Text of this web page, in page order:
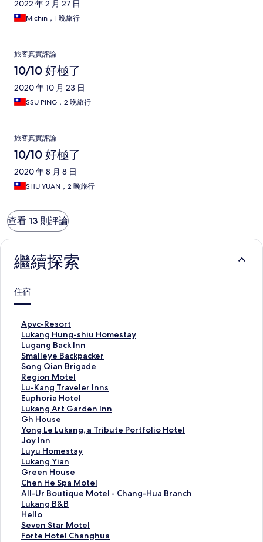
2022 年 2 月 27 日
Michin，1 晚旅行
旅客真實評論
10/10 好極了
2020 年 10 月 23 日
SSU PING，2 晚旅行
旅客真實評論
10/10 好極了
2020 年 8 月 8 日
SHU YUAN，2 晚旅行
查看 13 則評論
繼續探索
住宿
Apvc-Resort
A
p
v
c
-
R
e
s
o
r
t
的
連
結
Lukang Hung-shiu Homestay
L
u
k
a
n
g
H
u
n
g
-
s
h
i
u
H
o
m
e
s
Lugang Back Inn
L
u
g
a
n
g
B
a
c
k
I
n
n
的
連
結
Smalleye Backpacker
S
m
a
l
l
e
y
e
B
a
c
k
p
a
c
k
e
r
Song Qian Brigade
S
o
n
g
Q
i
a
n
B
r
i
g
a
d
e
的
連
Region Motel
R
e
g
i
o
n
M
o
t
e
l
的
連
結
Lu-Kang Traveler Inns
L
u
-
K
a
n
g
T
r
a
v
e
l
e
r
Euphoria Hotel
E
u
p
h
o
r
i
a
H
o
t
e
l
的
Lukang Art Garden Inn
L
u
k
a
n
g
A
r
t
G
a
r
d
Gh House
G
h
H
o
u
s
e
的
連
結
Yong Le Lukang, a Tribute Portfolio Hotel
Y
o
n
g
L
e
L
u
k
a
n
Joy Inn
J
o
y
I
n
n
的
連
結
Luyu Homestay
L
u
y
u
H
o
m
e
s
Lukang Yian
L
u
k
a
n
g
Y
i
Green House
G
r
e
e
n
H
o
Chen He Spa Motel
C
h
e
n
H
e
All-Ur Boutique Motel - Chang-Hua Branch
A
l
l
-
U
Lukang B&B
L
u
k
a
Hello
H
e
l
Seven Star Motel
S
e
Forte Hotel Changhua
F